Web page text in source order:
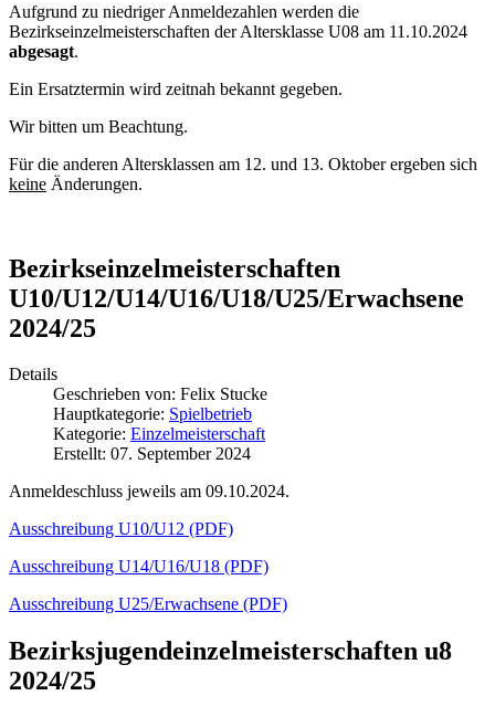
Aufgrund zu niedriger Anmeldezahlen werden die
Bezirkseinzelmeisterschaften der Altersklasse U08 am 11.10.2024
abgesagt.
Ein Ersatztermin wird zeitnah bekannt gegeben.
Wir bitten um Beachtung.
Für die anderen Altersklassen am 12. und 13. Oktober ergeben sich
keine Änderungen.
Bezirkseinzelmeisterschaften
U10/U12/U14/U16/U18/U25/Erwachsene
2024/25
Details
Geschrieben von: Felix Stucke
Hauptkategorie: Spielbetrieb
Kategorie: Einzelmeisterschaft
Erstellt: 07. September 2024
Anmeldeschluss jeweils am 09.10.2024.
Ausschreibung U10/U12 (PDF)
Ausschreibung U14/U16/U18 (PDF)
Ausschreibung U25/Erwachsene (PDF)
Bezirksjugendeinzelmeisterschaften u8
2024/25